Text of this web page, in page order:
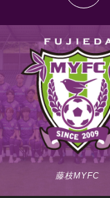
藤枝MYFC